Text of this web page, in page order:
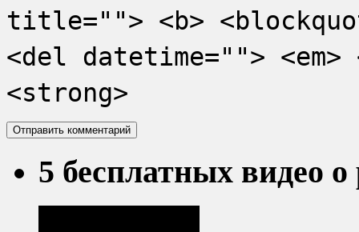
title=""> <b>
<del datetime="">
<strong>
5 бесплатных видео